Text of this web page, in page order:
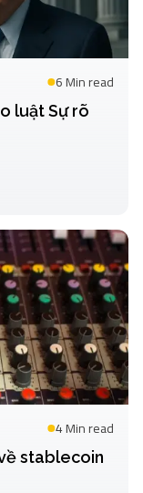
6 Minread
luật Sự rõ
4 Minread
stablecoin